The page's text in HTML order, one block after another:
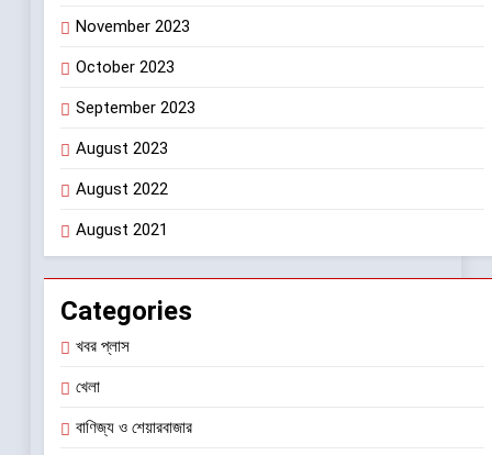
November 2023
October 2023
September 2023
August 2023
August 2022
August 2021
Categories
খবর প্লাস
খেলা
বাণিজ্য ও শেয়ারবাজার